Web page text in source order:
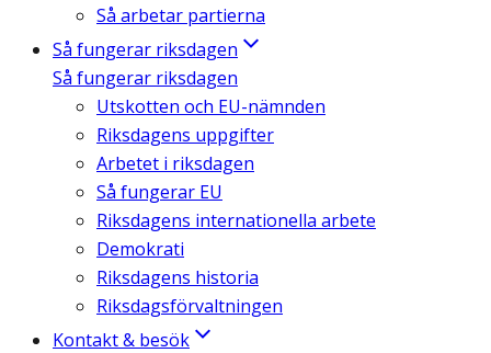
Så arbetar partierna
Så fungerar riksdagen
Så fungerar riksdagen
Utskotten och EU-nämnden
Riksdagens uppgifter
Arbetet i riksdagen
Så fungerar EU
Riksdagens internationella arbete
Demokrati
Riksdagens historia
Riksdagsförvaltningen
Kontakt & besök